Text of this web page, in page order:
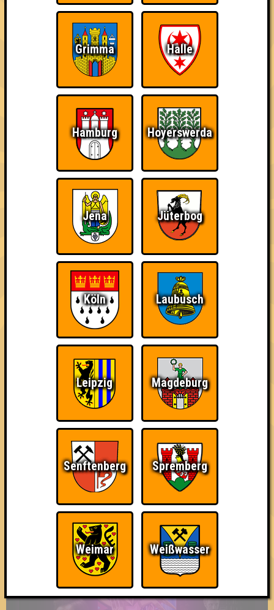
schließlich verdient! Entsprechend gibt es für diese auch
Errungenschaften für den 1. Platz.
Schon wieder zum
Knapp daneben! Teil der Oberschicht
Wiederzehn macht
Wir sind immer bei
Nerven aus Stahl
The Amount of
Ich war da, vor 3000
Da-Da Da! Da-Da Da! So kurz vorm Sieg!
The Last of Us Wir sind ERSTER?!
Grimma Halle
Hamburg Hoyerswerda
Jena Jüterbog
Köln Laubusch
Leipzig Magdeburg
Senftenberg Spremberg
Weimar Weißwasser